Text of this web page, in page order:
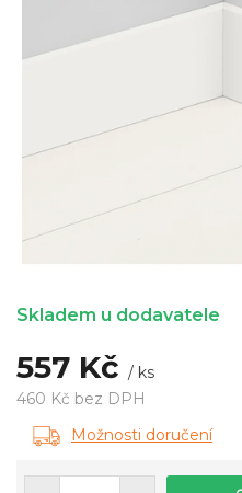
557 Kč / ks
460 Kč bez DPH
Měrná
cena:
Skladem u dodavatele
Možnosti doručení